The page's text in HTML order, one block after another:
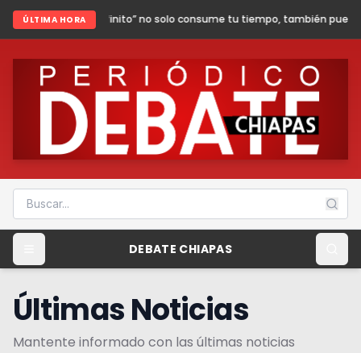
ÚLTIMA HORA
no solo consume tu tiempo, también puede poner en riesgo tu
DEBATE CHIAPAS
Últimas Noticias
Mantente informado con las últimas noticias